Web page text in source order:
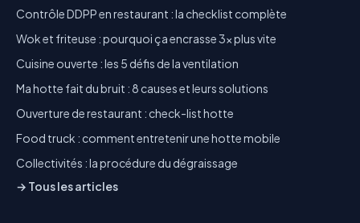
Contrôle DDPP en restaurant : la checklist complète
Wok et friteuse : pourquoi ça encrasse 3x plus vite
Cuisine ouverte : les 5 défis de la ventilation
Ma hotte fait du bruit : 8 causes et leurs solutions
Ouverture de restaurant : check-list hotte
Food truck : comment entretenir une hotte mobile
Collectivités : la procédure du dégraissage
→ Tous les articles